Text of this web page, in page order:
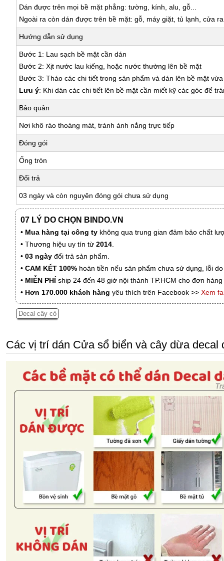
Dán được trên mọi bề mặt phẳng: tường, kính, alu, gỗ...
Ngoài ra còn dán được trên bề mặt: gỗ, máy giặt, tủ lạnh, cửa
Hướng dẫn sử dụng
Bước 1: Lau sạch bề mặt cần dán
Bước 2: Xịt nước lau kiếng, hoặc nước thường lên bề mặt
Bước 3: Tháo các chi tiết trong sản phẩm và dán lên bề mặt
Lưu ý: Khi dán các chi tiết lên bề mặt cần miết kỹ các góc để
Bảo quản
Nơi khô ráo thoáng mát, tránh ánh nắng trực tiếp
Đóng gói
Ống tròn
Đổi trả
03 ngày và còn nguyên đóng gói chưa sử dụng
07 LÝ DO CHỌN BINDO.VN
• Mua hàng tại công ty không qua trung gian đảm bảo chất
• Thương hiệu uy tín từ 2014.
• 03 ngày đổi trả sản phẩm.
• CAM KẾT 100% hoàn tiền nếu sản phẩm chưa sử dụng, lỗi
• MIỄN PHÍ ship 24 đến 48 giờ nội thành TP.HCM cho đơn
• Hơn 170.000 khách hàng yêu thích trên Facebook >> Xem
Decal cây cỏ
Các vị trí dán Cửa sổ biển và cây dừa